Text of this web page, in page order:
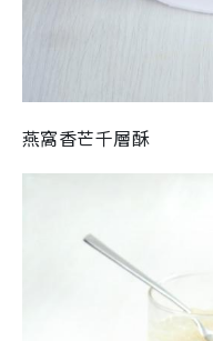
燕窩香芒千層酥